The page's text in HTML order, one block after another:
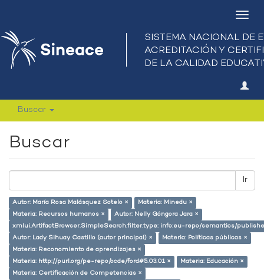
Buscar
Buscar
Ir
Autor: María Rosa Malásquez Sotelo ×
Materia: Minedu ×
Materia: Recursos humanos ×
Autor: Nelly Góngora Jara ×
xmlui.ArtifactBrowser.SimpleSearch.filter.type: info:eu-repo/semantics/
Autor: Lady Sihuay Castillo (autor principal) ×
Materia: Políticas públicas ×
Materia: Reconomiento de aprendizajes ×
Materia: http://purl.org/pe-repo/ocde/ford#5.03.01 ×
Materia: Educación ×
Materia: Certificación de Competencias ×